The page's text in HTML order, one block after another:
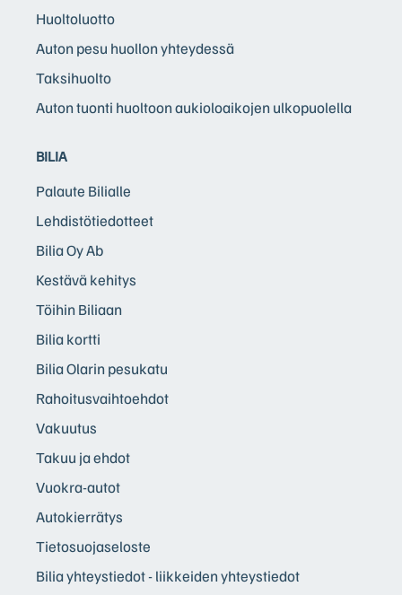
Huoltoluotto
Auton pesu huollon yhteydessä
Taksihuolto
Auton tuonti huoltoon aukioloaikojen ulkopuolella
BILIA
Palaute Bilialle
Lehdistötiedotteet
Bilia Oy Ab
Kestävä kehitys
Töihin Biliaan
Bilia kortti
Bilia Olarin pesukatu
Rahoitusvaihtoehdot
Vakuutus
Takuu ja ehdot
Vuokra-autot
Autokierrätys
Tietosuojaseloste
Bilia yhteystiedot - liikkeiden yhteystiedot